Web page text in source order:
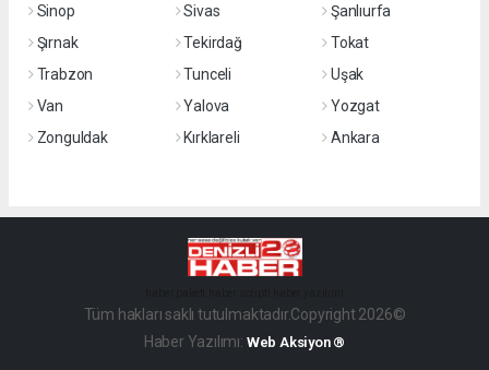
Sinop
Sivas
Şanlıurfa
Şırnak
Tekirdağ
Tokat
Trabzon
Tunceli
Uşak
Van
Yalova
Yozgat
Zonguldak
Kırklareli Ankara
Tüm hakları saklı tutulmaktadır.Copyright 2026©
Haber Yazılımı: Web Aksiyon ®